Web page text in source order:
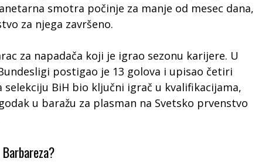
smotra počinje za manje od mesec dana,
za njega završeno.
za napadača koji je igrao sezonu karijere. U
postigao je 13 golova i upisao četiri
selekciju BiH bio ključni igrač u kvalifikacijama,
u baražu za plasman na Svetsko prvenstvo